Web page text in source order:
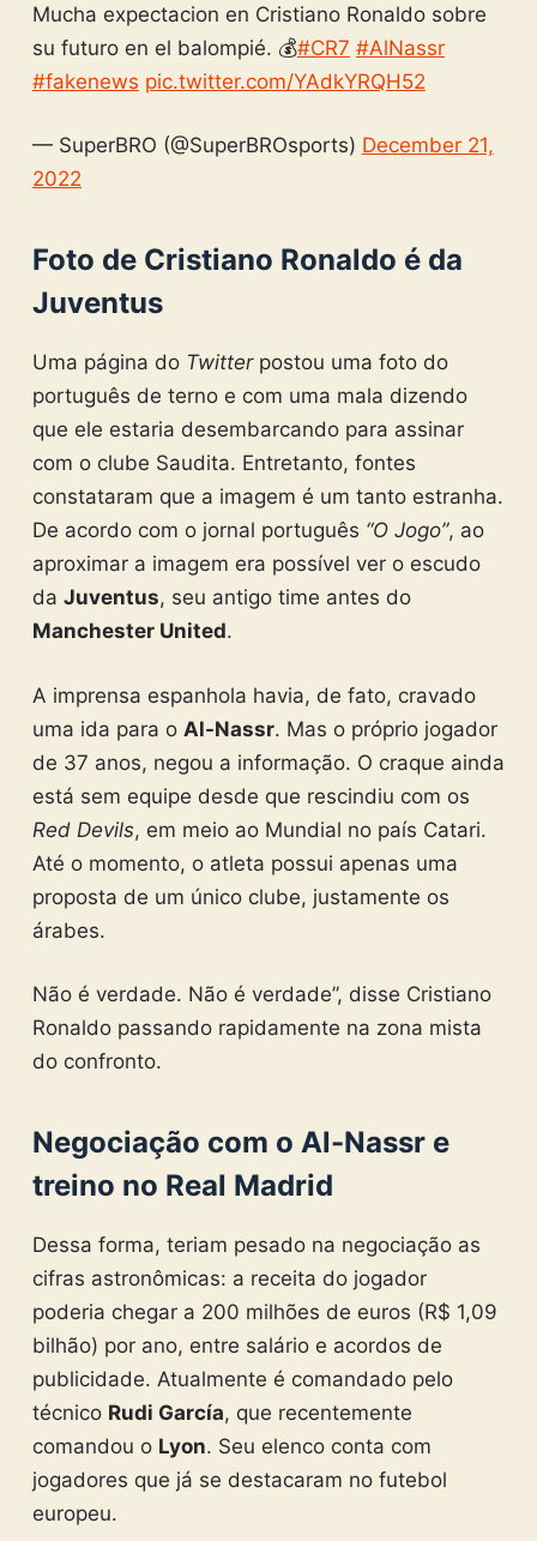
Mucha expectacion en Cristiano Ronaldo sobre
su futuro en el balompié. 💰#CR7 #AlNassr
#fakenews pic.twitter.com/YAdkYRQH52
— SuperBRO (@SuperBROsports) December 21,
2022
Foto de Cristiano Ronaldo é da
Juventus
Uma página do Twitterpostou uma foto do
português de terno e com uma mala dizendo
que ele estaria desembarcando para assinar
com o clube Saudita. Entretanto, fontes
constataram que a imagem é um tanto estranha.
De acordo com o jornal português “O Jogo”, ao
aproximar a imagem era possível ver o escudo
da Juventus, seu antigo time antes do
Manchester United.
A imprensa espanhola havia, de fato, cravado
uma ida para o Al-Nassr. Mas o próprio jogador
de 37 anos, negou a informação. O craque ainda
está sem equipe desde que rescindiu com os
Red Devils, em meio ao Mundial no país Catari.
Até o momento, o atleta possui apenas uma
proposta de um único clube, justamente os
árabes.
Não é verdade. Não é verdade”, disse Cristiano
Ronaldo passando rapidamente na zona mista
do confronto.
Negociação com o Al-Nassr e
treino no Real Madrid
Dessa forma, teriam pesado na negociação as
cifras astronômicas: a receita do jogador
poderia chegar a 200 milhões de euros (R$ 1,09
bilhão) por ano, entre salário e acordos de
publicidade. Atualmente é comandado pelo
técnico Rudi García, que recentemente
comandou o Lyon. Seu elenco conta com
jogadores que já se destacaram no futebol
europeu.